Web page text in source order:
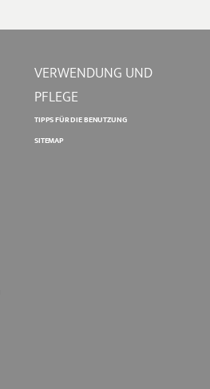
VERWENDUNG UND
PFLEGE
TIPPS FÜR DIE BENUTZUNG
SITEMAP